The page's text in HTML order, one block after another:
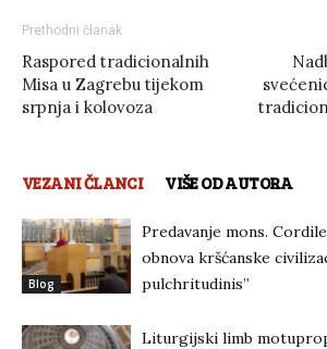
Prethodni članak
Raspored tradicionalnih
Misa u Zagrebu tijekom
srpnja i kolovoza
VEZANI ČLANCI VIŠE OD AUTORA
Blog
Predavanje mons.
obnova kršćanske
pulchritudinis”
Liturgijski limb